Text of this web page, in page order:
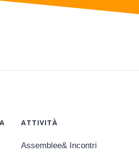
ATTIVITÀ
Assemblee& Incontri